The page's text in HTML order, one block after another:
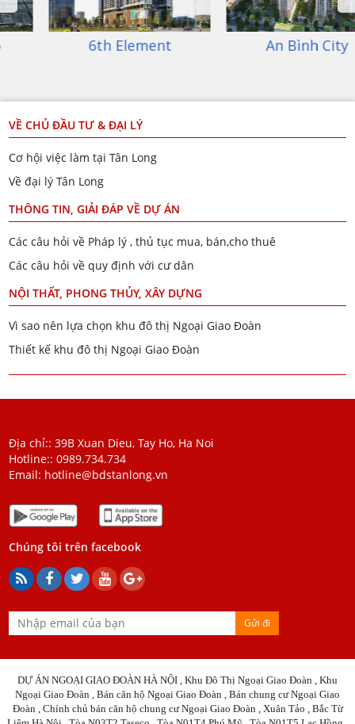
6th Element An Bình City
VỀ CHỦ ĐẦU TƯ & ĐẠI LÝ
Cơ hội việc làm tại Tân Long
Về đại lý Tân Long
THÔNG TIN, GIẢI ĐÁP VỀ DỰ ÁN
Các câu hỏi về Pháp lý , thủ tục mua, bán,cho thuê
Các câu hỏi về quy định với cư dân
NỘI THẤT, PHONG THỦY, XÂY DỰNG
Vì sao nên lựa chọn khu đô thị Ngoại Giao Đoàn
Thiết kế khu đô thị Ngoại Giao Đoàn
Địa chỉ:: 39B Xuan Dieu, Tay Ho, Ha Noi
Hotline::0989.734.734
Email: hotline@bdstanlong.vn
Chúng tôi trên facebook
Gửi đi
DỰ ÁN NGOẠI GIAO ĐOÀN HÀ NỘI , Khu Đô Thị Ngoại Giao Đoàn , Khu
Ngoại Giao Đoàn , Bán căn hộ Ngoại Giao Đoàn , Bán chung cưNgoại Giao
Đoàn , Chính chủ bán căn hộ chung cư Ngoại Giao Đoàn , Xuân Tảo , Bắc Từ